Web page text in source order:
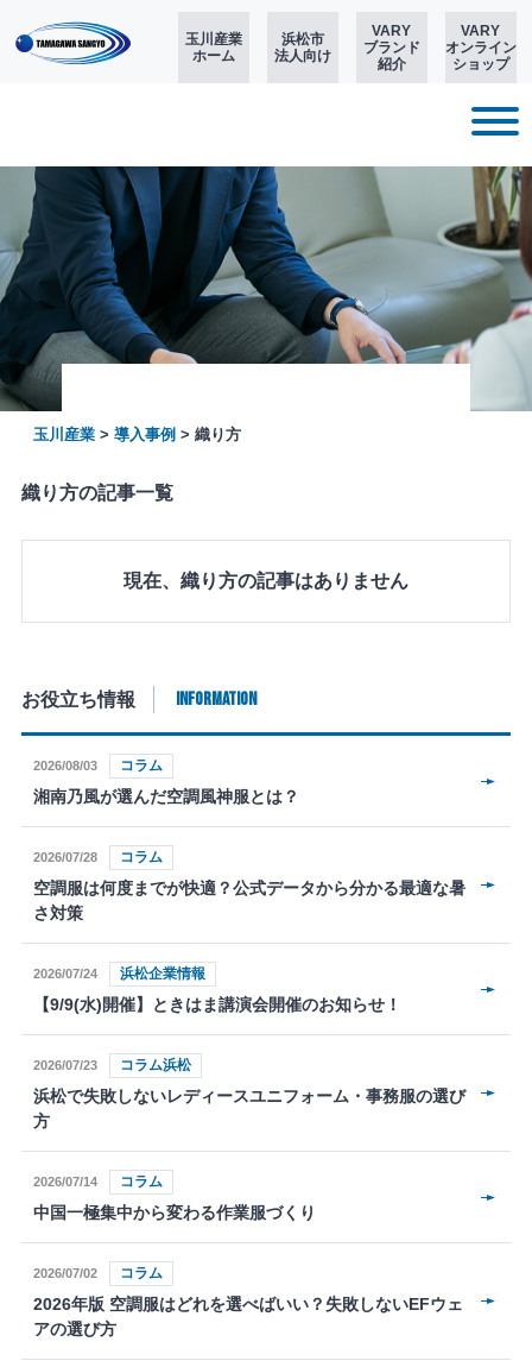
玉川産業
ホーム
浜松市
法人向け
VARY
ブランド
紹介
VARY
オンライン
ショップ
玉川産業> 導入事例 > 織り方
織り方の記事一覧
現在、織り方の記事はありません
お役立ち情報 INFORMATION
2026/08/03 コラム
湘南乃風が選んだ空調風神服とは？
2026/07/28 コラム
空調服は何度までが快適？公式データから分かる最適な暑
さ対策
2026/07/24 浜松企業情報
【9/9(水)開催】ときはま講演会開催のお知らせ！
2026/07/23 コラム浜松
浜松で失敗しないレディースユニフォーム・事務服の選び
方
2026/07/14 コラム
中国一極集中から変わる作業服づくり
2026/07/02 コラム
2026年版 空調服はどれを選べばいい？失敗しないEFウェ
アの選び方